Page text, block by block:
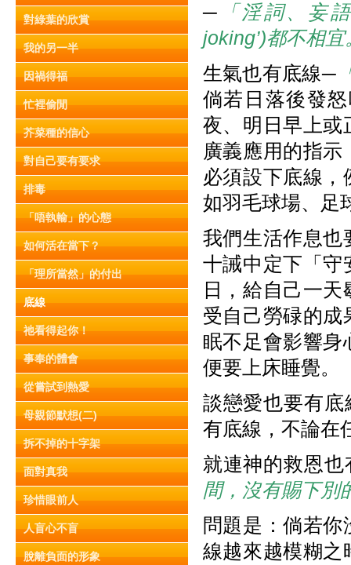
對綠葉的欣賞
我的另一半
因禍得福
忙裡偷閒
芥菜種的信心
對自己要有要求
排毒
「唔執輸」的心態
如何活在當下？
「理所當然」的付出
底線
祂看得起你！
事奉的體會
從嘗試到熱愛
母親節默想(二)
拆不掉的十字架
面對真我
珍惜眼前人
人盲心不盲
脫離負面的形象
─「淫詞、妄語
joking’)都不相宜
生氣也有底線─
倘若日落後發
夜、明日早上或
廣義應用的指
必須設下底線
如羽毛球場、足
我們生活作息也
十誡中定下「守
日，給自己一
受自己勞碌的成
眠不足會影響身
便要上床睡覺。
談戀愛也要有
有底線，不論在
就連神的救恩
間，沒有賜下別
問題是：倘若
線越來越模糊之